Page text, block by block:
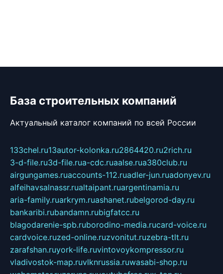
База строительных компаний
Актуальный каталог компаний по всей России
133chel.ru13autor-kolonka.ru2864420.ru2rich.ru
3-d-file.ru3d-file.rua-cdc.ruaalse.rua380club.ru
airgungames.ruaccounts-112.ruadler-jun.ruadonyev.ru
alfeihavsalnassr.rualtaipant.ruargentinamia.ru
aria-family.ruarkrym.ruashanet.rubelgorod-day.ru
bankaribi.rubandamn.rubigfatcc.ru
blagodarenie-spb.ruborodino-media.rucard-voice.ru
cardvoice.ruzed-online.ruzvonitut.ruzebra-tlt.ru
zarafshan.ruyork-life.ruvintovoykompressor.ru
vladivostok-map.ruvlknrussia.ruwasabi-shop.ru